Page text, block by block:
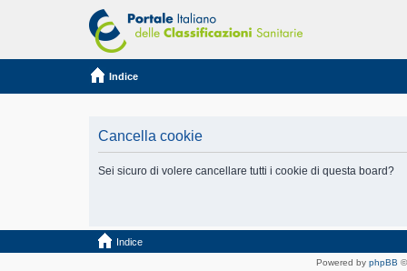
Indice
Cancella cookie
Sei sicuro di volere cancellare tutti i cookie di questa board?
Indice
Powered by phpBB